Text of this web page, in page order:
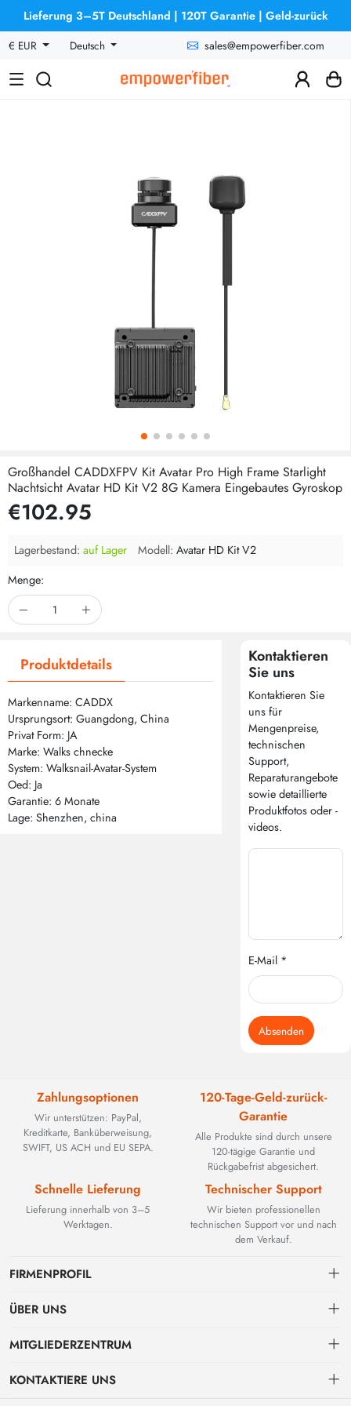
Lieferung 3–5T Deutschland | 120T Garantie | Geld-zurück
€ EUR
Deutsch sales@empowerfiber.com
Großhandel CADDXFPV Kit Avatar Pro High Frame Starlight
Nachtsicht Avatar HD Kit V2 8G Kamera Eingebautes Gyroskop
€102.95
Lagerbestand: auf Lager Modell: Avatar HD Kit V2
Menge:
Produktdetails
Markenname: CADDX
Ursprungsort: Guangdong, China
Privat Form: JA
Marke: Walks chnecke
System: Walksnail-Avatar-System
Oed: Ja
Garantie: 6 Monate
Lage: Shenzhen, china
Kontaktieren
Sie uns
Kontaktieren Sie
uns für
Mengenpreise,
technischen
Support,
Reparaturangebote
sowie detaillierte
Produktfotos oder -
videos.
E-Mail *
Absenden
Zahlungsoptionen
Wir unterstützen: PayPal,
Kreditkarte, Banküberweisung,
SWIFT, US ACH und EU SEPA.
120-Tage-Geld-zurück-
Garantie
Alle Produkte sind durch unsere
120-tägige Garantie und
Rückgabefrist abgesichert.
Schnelle Lieferung
Lieferung innerhalb von 3–5
Werktagen.
Technischer Support
Wir bieten professionellen
technischen Support vor und nach
dem Verkauf.
FIRMENPROFIL
BEYOND TECHNOLOGY INTERNATIONAL LIMITED wurde 2002
Glasfaserlösungen. Mit der Weiterentwicklung industrieller Netzwerke
ÜBER UNS
Kontakt
Zahlungs & Rechnungsbedingungen
MITGLIEDERZENTRUM
persönliches Zentrum
KONTAKTIERE UNS